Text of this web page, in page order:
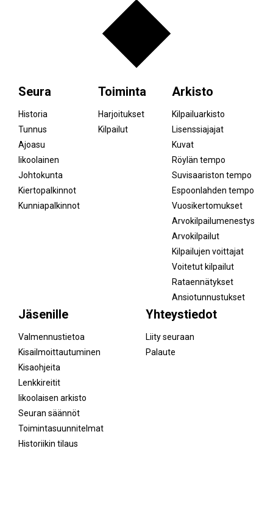
Seura
Historia
Tunnus
Ajoasu
Iikoolainen
Johtokunta
Kiertopalkinnot
Kunniapalkinnot
Toiminta
Harjoitukset
Kilpailut
Arkisto
Kilpailuarkisto
Lisenssiajajat
Kuvat
Röylän tempo
Suvisaariston tempo
Espoonlahden tempo
Vuosikertomukset
Arvokilpailumenestys
Arvokilpailut
Kilpailujen voittajat
Voitetut kilpailut
Rataennätykset
Ansiotunnustukset
Jäsenille
Valmennustietoa
Kisailmoittautuminen
Kisaohjeita
Lenkkireitit
Iikoolaisen arkisto
Seuran säännöt
Toimintasuunnitelmat
Historiikin tilaus
Yhteystiedot
Liity seuraan
Palaute